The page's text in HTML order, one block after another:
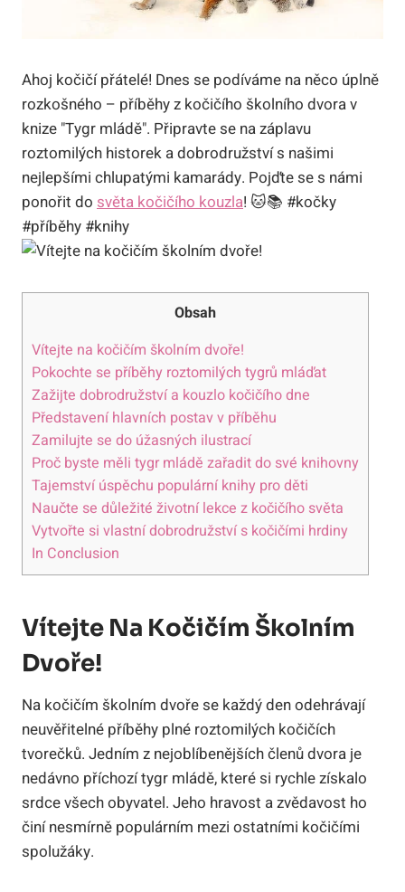
Ahoj kočičí přátelé! Dnes se podíváme na něco úplně
rozkošného – příběhy z kočičího školního dvora v
knize "Tygr mládě". Připravte se na záplavu
roztomilých historek a dobrodružství s našimi
nejlepšími chlupatými kamarády. Pojďte se s námi
ponořit do světa kočičího kouzla! 🐱📚 #kočky
#příběhy #knihy
Obsah
Vítejte na kočičím školním dvoře!
Pokochte se příběhy roztomilých tygrů mláďat
Zažijte dobrodružství a kouzlo kočičího dne
Představení hlavních postav v příběhu
Zamilujte se do úžasných ilustrací
Proč byste měli tygr mládě zařadit do své knihovny
Tajemství úspěchu populární knihy pro děti
Naučte se důležité životní lekce z kočičího světa
Vytvořte si vlastní dobrodružství s kočičími hrdiny
In Conclusion
Vítejte Na Kočičím Školním
Dvoře!
Na kočičím školním dvoře se každý den odehrávají
neuvěřitelné příběhy plné roztomilých kočičích
tvorečků. Jedním z nejoblíbenějších členů dvora je
nedávno příchozí tygr mládě, které si rychle získalo
srdce všech obyvatel. Jeho hravost a zvědavost ho
činí nesmírně populárním mezi ostatními kočičími
spolužáky.